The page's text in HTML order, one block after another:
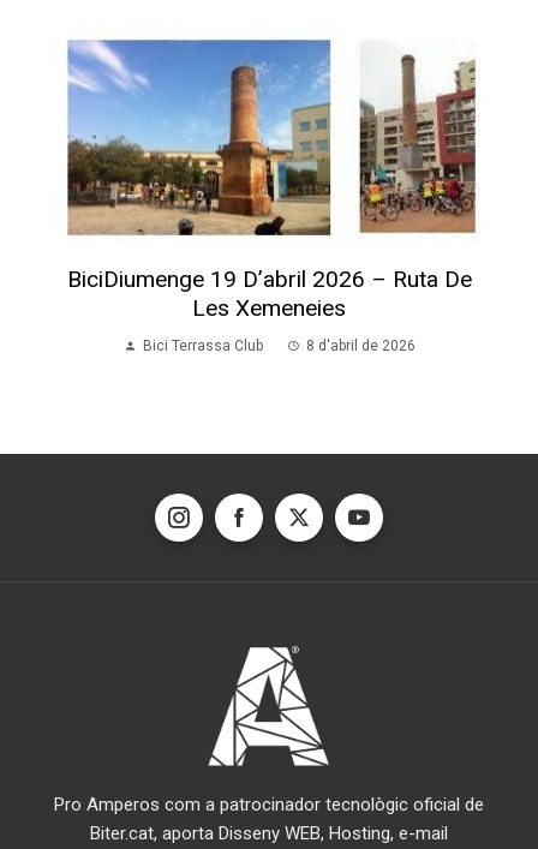
BiciDiumenge 19 D’abril 2026 – Ruta De
Les Xemeneies
Bici Terrassa Club 8 d'abril de 2026
Pro Amperos com a patrocinador tecnològic oficial de
Biter.cat, aporta Disseny WEB, Hosting, e-mail